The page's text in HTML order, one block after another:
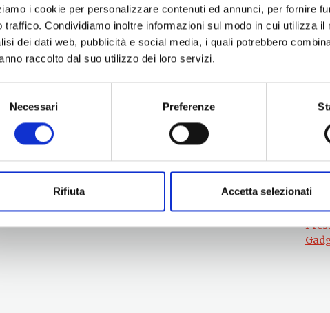
i cookie per personalizzare contenuti ed annunci, per fornire
traffico. Condividiamo inoltre informazioni sul modo in cui utilizza
dei dati web, pubblicità e social media, i quali potrebbero
raccolto dal suo utilizzo dei loro servizi.
Necessari Preferenze
Rifiuta Accetta selezionati
fare e cosa
Subito una
Per informazioni
Servizio Promozione e Sviluppo delle
Ufficio Internazionalizzazione,
Turismo e Beni Culturali
turismo@tno.camcom.it
Chi